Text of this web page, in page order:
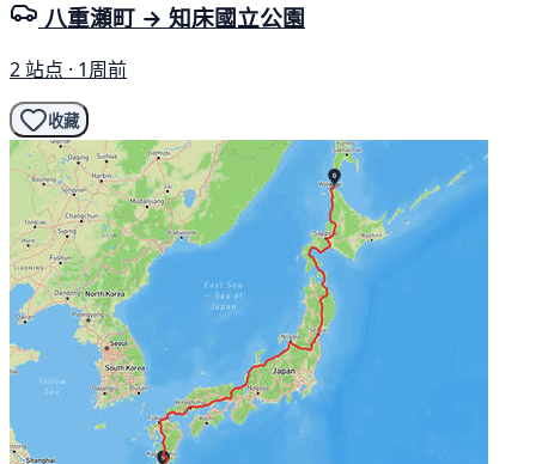
八重瀬町 → 知床國立公園
2 站点 · 1周前
收藏